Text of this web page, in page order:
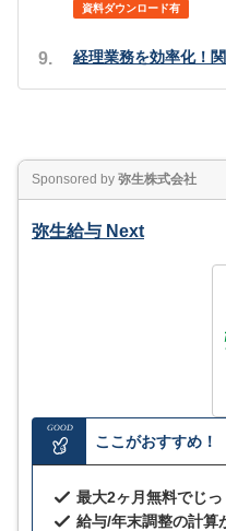
資料ダウンロード有
経理業務を効率化！
Sponsored by 弥生株式会社
弥生給与 Next
GOOD
ここがおすすめ！
最大2ヶ月無料でじ
給与/年末調整の計算